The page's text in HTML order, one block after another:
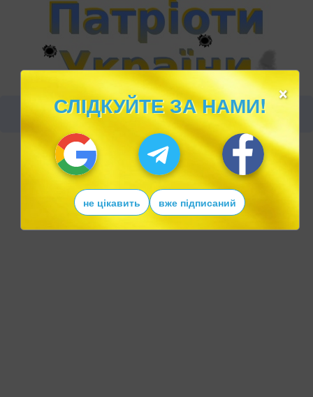
×
СЛІДКУЙТЕ ЗА НАМИ!
не цікавить вже підписаний